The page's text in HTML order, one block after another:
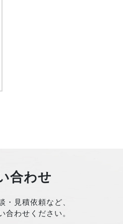
合わせ
・見積依頼など、
合わせください。